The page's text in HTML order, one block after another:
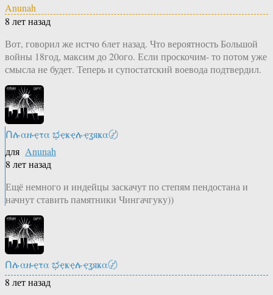
Anunah
8 лет назад
Вот, говорил же истчо 6лет назад. Что вероятность Большой
войны 18год, максим до 20ого. Если проскочим- то потом уже
смысла не будет. Теперь и супостатский воевода подтвердил.
Ոሉαዙҿτα ಭҿҝҿሉҿʓяҝα〄
для Anunah
8 лет назад
Ещё немного и индейцы заскачут по степям пендостана и
начнут ставить памятники Чингачгуку))
Ոሉαዙҿτα ಭҿҝҿሉҿʓяҝα〄
8 лет назад